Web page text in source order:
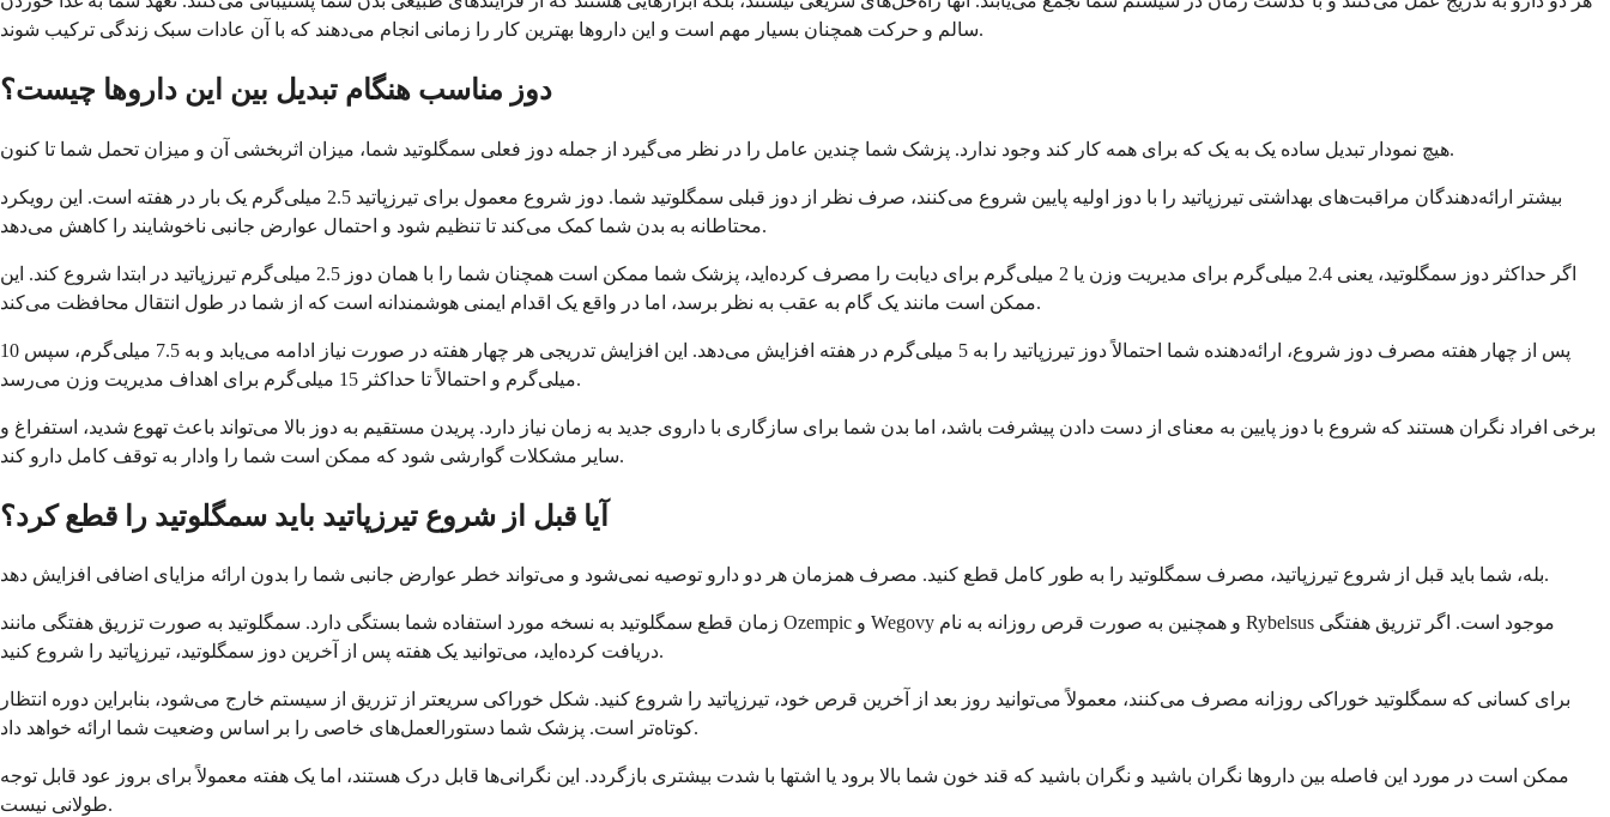
سالم و حرکت همچنان بسیار مهم است و این داروها بهترین کار را زمانی انجام می‌دهند که با آن عادات سبک زندگی ترکیب شوند.
دوز مناسب هنگام تبدیل بین این داروها چیست؟
هیچ نمودار تبدیل ساده یک به یک که برای همه کار کند وجود ندارد. پزشک شما چندین عامل را در نظر می‌گیرد از جمله دوز فعلی سمگلوتید شما، میزان اثربخشی آن و میزان تحمل شما تا کنون.
بیشتر ارائه‌دهندگان مراقبت‌های بهداشتی تیرزپاتید را با دوز اولیه پایین شروع می‌کنند، صرف نظر از دوز قبلی سمگلوتید شما. دوز شروع معمول برای تیرزپاتید 2.5 میلی‌گرم یک بار در هفته است. این رویکرد
محتاطانه به بدن شما کمک می‌کند تا تنظیم شود و احتمال عوارض جانبی ناخوشایند را کاهش می‌دهد.
اگر حداکثر دوز سمگلوتید، یعنی 2.4 میلی‌گرم برای مدیریت وزن یا 2 میلی‌گرم برای دیابت را مصرف کرده‌اید، پزشک شما ممکن است همچنان شما را با همان دوز 2.5 میلی‌گرم تیرزپاتید در ابتدا شروع کند. این
ممکن است مانند یک گام به عقب به نظر برسد، اما در واقع یک اقدام ایمنی هوشمندانه است که از شما در طول انتقال محافظت می‌کند.
پس از چهار هفته مصرف دوز شروع، ارائه‌دهنده شما احتمالاً دوز تیرزپاتید را به 5 میلی‌گرم در هفته افزایش می‌دهد. این افزایش تدریجی هر چهار هفته در صورت نیاز ادامه می‌یابد و به 7.5 میلی‌گرم، سپس 10
میلی‌گرم و احتمالاً تا حداکثر 15 میلی‌گرم برای اهداف مدیریت وزن می‌رسد.
برخی افراد نگران هستند که شروع با دوز پایین به معنای از دست دادن پیشرفت باشد، اما بدن شما برای سازگاری با داروی جدید به زمان نیاز دارد. پریدن مستقیم به دوز بالا می‌تواند باعث تهوع شدید، استفراغ و
سایر مشکلات گوارشی شود که ممکن است شما را وادار به توقف کامل دارو کند.
آیا قبل از شروع تیرزپاتید باید سمگلوتید را قطع کرد؟
بله، شما باید قبل از شروع تیرزپاتید، مصرف سمگلوتید را به طور کامل قطع کنید. مصرف همزمان هر دو دارو توصیه نمی‌شود و می‌تواند خطر عوارض جانبی شما را بدون ارائه مزایای اضافی افزایش دهد.
زمان قطع سمگلوتید به نسخه مورد استفاده شما بستگی دارد. سمگلوتید به صورت تزریق هفتگی مانند Ozempic و Wegovy و همچنین به صورت قرص روزانه به نام Rybelsus موجود است. اگر تزریق هفتگی
دریافت کرده‌اید، می‌توانید یک هفته پس از آخرین دوز سمگلوتید، تیرزپاتید را شروع کنید.
برای کسانی که سمگلوتید خوراکی روزانه مصرف می‌کنند، معمولاً می‌توانید روز بعد از آخرین قرص خود، تیرزپاتید را شروع کنید. شکل خوراکی سریعتر از تزریق از سیستم خارج می‌شود، بنابراین دوره انتظار
کوتاه‌تر است. پزشک شما دستورالعمل‌های خاصی را بر اساس وضعیت شما ارائه خواهد داد.
ممکن است در مورد این فاصله بین داروها نگران باشید و نگران باشید که قند خون شما بالا برود یا اشتها با شدت بیشتری بازگردد. این نگرانی‌ها قابل درک هستند، اما یک هفته معمولاً برای بروز عود قابل توجه
طولانی نیست.